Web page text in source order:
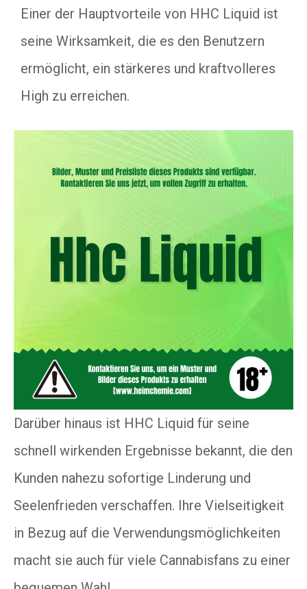
Einer der Hauptvorteile von HHC Liquid ist
seine Wirksamkeit, die es den Benutzern
ermöglicht, ein stärkeres und kraftvolleres
High zu erreichen.
Darüber hinaus ist HHC Liquid für seine
schnell wirkenden Ergebnisse bekannt, die den
Kunden nahezu sofortige Linderung und
Seelenfrieden verschaffen. Ihre Vielseitigkeit
in Bezug auf die Verwendungsmöglichkeiten
macht sie auch für viele Cannabisfans zu einer